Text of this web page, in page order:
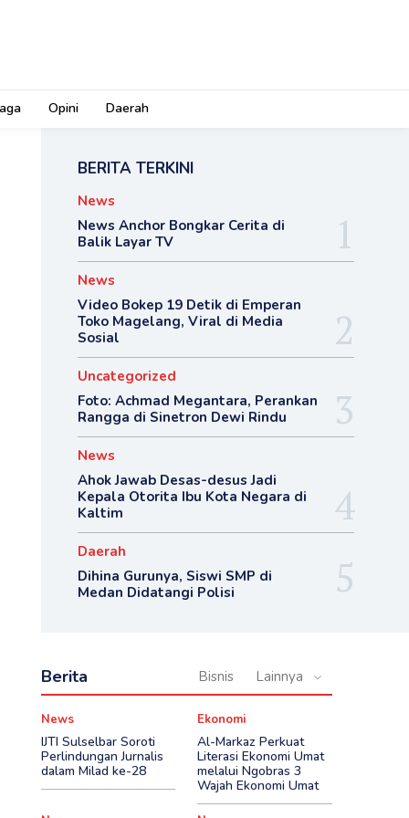
Opini Daerah
BERITA TERKINI
News
News Anchor Bongkar Cerita di
Balik Layar TV
News
Video Bokep 19 Detik di Emperan
Toko Magelang, Viral di Media
Sosial
Uncategorized
Foto: Achmad Megantara, Perankan
Rangga di Sinetron Dewi Rindu
News
Ahok Jawab Desas-desus Jadi
Kepala Otorita Ibu Kota Negara di
Kaltim
Daerah
Dihina Gurunya, Siswi SMP di
Medan Didatangi Polisi
Berita Bisnis Lainnya
News
IJTI Sulselbar Soroti
Perlindungan Jurnalis
dalam Milad ke-28
Ekonomi
Al-Markaz Perkuat
Literasi Ekonomi Umat
melalui Ngobras 3
Wajah Ekonomi Umat